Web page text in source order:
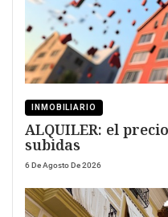
INMOBILIARIO
ALQUILER: el
subidas
6 De Agosto De 2026